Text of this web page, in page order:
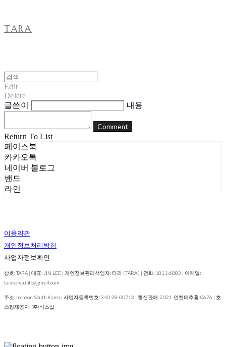
TARA
Edit
Delete
글쓴이
내용
Comment
Return To List
페이스북
카카오톡
네이버 블로그
밴드
라인
이용약관
개인정보처리방침
사업자정보확인
상호: TARA | 대표: JIN LEE | 개인정보관리책임자: 타라 ( TARA ) | 전화: 1811-6883 | 이메일:
tarakorea.info@gmail.com
주소: Incheon, South Korea | 사업자등록번호:340-28-00713 | 통신판매:2021-인천미추홀-0676 | 호
스팅제공자: (주)식스샵